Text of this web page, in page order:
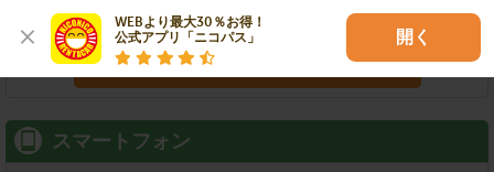
WEBより最大30％お得！
公式アプリ「ニコパス」
開く
スマートフォン